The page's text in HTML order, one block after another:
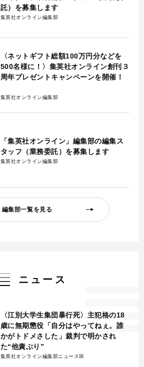
託）を募集します
集英社オンライン編集部
〈ネットギフト総額100万円分などを
500名様に！〉集英社オンライン創刊３
周年プレゼントキャンペーンを開催！
集英社オンライン編集部
「集英社オンライン」編集部の編集ス
タッフ（業務委託）を募集します
集英社オンライン編集部
編集部一覧を見る
ニュース
〈江別大学生集団暴行死〉主犯格の18
歳に無期懲役「自分はやってねぇ。誰
かがトドメさした」裁判で明かされ
た“他責ぶり”
集英社オンライン編集部ニュース班